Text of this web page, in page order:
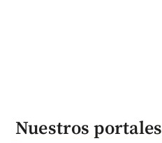
Nuestros portales